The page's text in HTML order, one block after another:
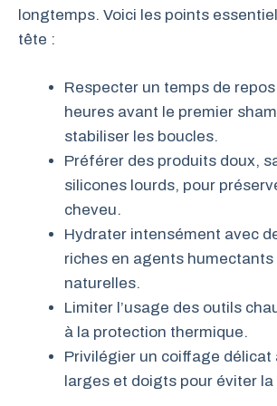
longtemps. Voici les points
tête :
Respecter un temps de
heures avant le premier
stabiliser les boucles.
Préférer des produits doux,
silicones lourds, pour
cheveu.
Hydrater intensément avec
riches en agents humectants
naturelles.
Limiter l’usage des outils
à la protection thermique.
Privilégier un coiffage délicat
larges et doigts pour éviter la